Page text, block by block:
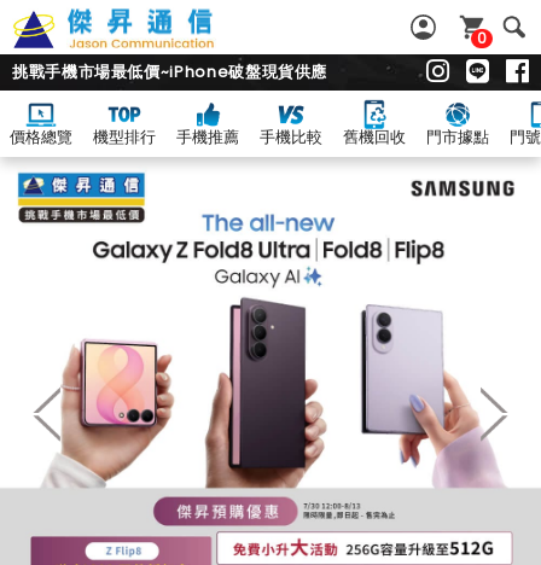
0
挑戰手機市場最低價~iPhone破盤現貨供應
價格總覽 機型排行 手機推薦 手機比較 舊機回收 門市據點 門